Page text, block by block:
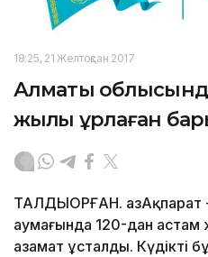
18:25, 21 Желтоқсан 2017
Алматы
жылқы ұрлаған
ТАЛДЫҚОРҒАН.
аумағында 120-дан
азамат ұсталды. Күдікті